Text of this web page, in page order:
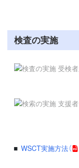
検査の実施
WSCT実施方法（